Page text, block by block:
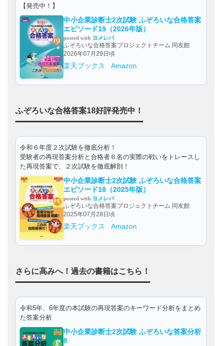
【発売中！】
中小企業診断士2次試験 ふぞろいな合格答案
エピソード19（2026年版）
posted with ヨメレバ
ふぞろいな合格答案プロジェクトチーム 同友館
2026年07月29日頃
楽天ブックス Amazon
ふぞろいな合格答案18好評発売中！
令和６年度２次試験を徹底分析！
受験者の再現答案分析と合格者６名の実際の戦いをトレースし
た再現答案で、２次試験を徹底解剖！
中小企業診断士2次試験 ふぞろいな合格答案
エピソード18（2025年版）
posted with ヨメレバ
ふぞろいな合格答案プロジェクトチーム 同友館
2025年07月28日頃
楽天ブックス Amazon
さらに高みへ！過去の書籍はこちら！
令和5年、6年度の本試験の再現答案のキーワード分析をまとめ
た答案分析
中小企業診断士2次試験 ふぞろいな答案分析
8